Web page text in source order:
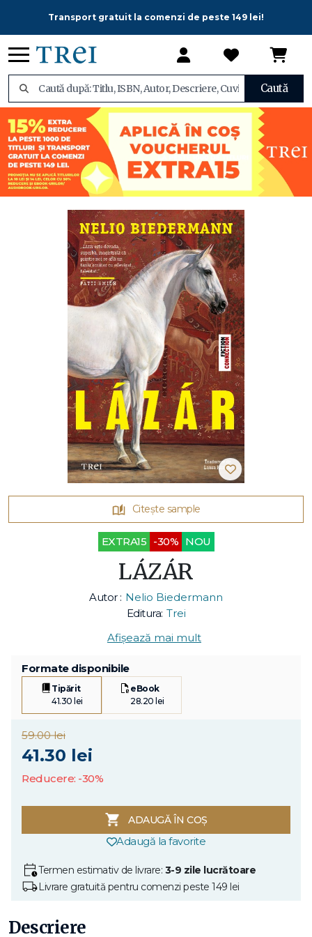
Transport gratuit la comenzi de peste 149 lei!
Caută
Citește sample
EXTRA15 -30% NOU
LÁZÁR
Autor : Nelio Biedermann
Editura: Trei
Afișează mai mult
Formate disponibile
Tipărit
41.30 lei
eBook
28.20 lei
59.00 lei
41.30 lei
Reducere: -30%
ADAUGĂ ÎN COȘ
Adaugă la favorite
Termen estimativ de livrare: 3-9 zile lucrătoare
Livrare gratuită pentru comenzi peste 149 lei
Descriere